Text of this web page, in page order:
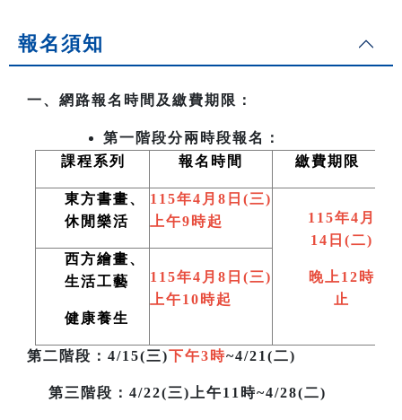
報名須知
一、網路報名時間及繳費期限：
第一階段分兩時段報名：
課程系列
報名時間 繳費期限
東方書畫、
休閒樂活
115年4月8日(三)
上午9時起
115年4月
14日(二)
晚上12時
止
西方繪畫、
生活工藝
健康養生
115年4月8日(三)
上午10時起
第二階段 ：4/15(三)下午3時~4/21(二)
第三階段 ：4/22(三)上午11時~4/28(二)